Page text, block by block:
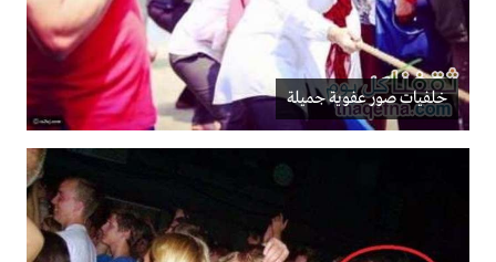
خلفيات صور عفوية جميلة